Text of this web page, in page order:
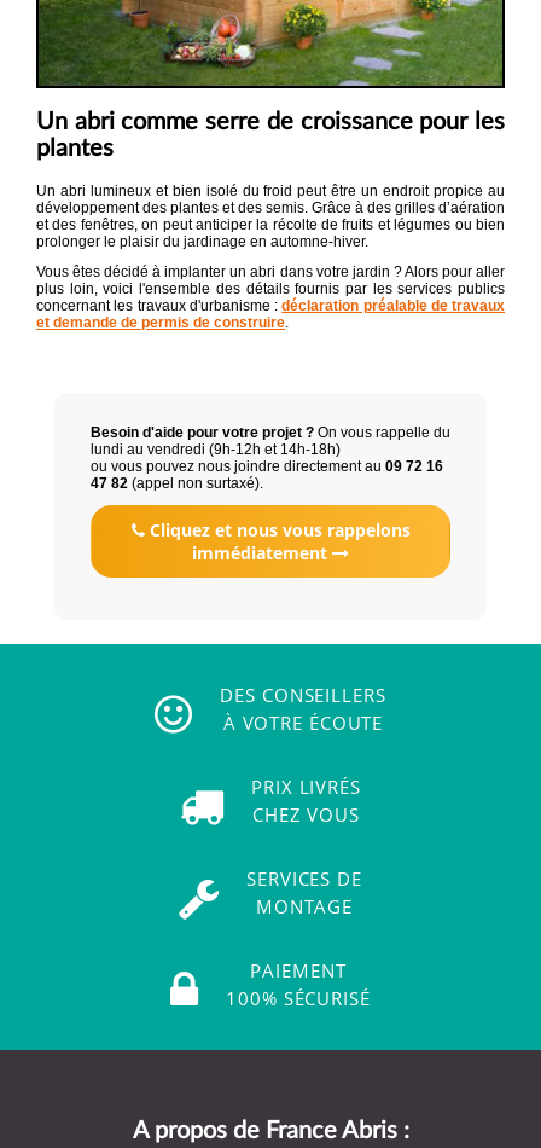
Un abri comme serre de croissance pour les
plantes
Un abri lumineux et bien isolé du froid peut être un endroit propice au
développement des plantes et des semis. Grâce à des grilles d’aération
et des fenêtres, on peut anticiper la récolte de fruits et légumes ou bien
prolonger le plaisir du jardinage en automne-hiver.
Vous êtes décidé à implanter un abri dans votre jardin ? Alors pour aller
plus loin, voici l'ensemble des détails fournis par les services publics
concernant les travaux d'urbanisme :déclaration préalable de travaux
et demande de permis de construire.
Besoin d'aide pour votre projet ? On vous rappelle du
lundi au vendredi (9h-12h et 14h-18h)
ou vous pouvez nous joindre directement au 09 72 16
47 82 (appel non surtaxé).
Cliquez et nous vous rappelons
immédiatement
DES CONSEILLERS
À VOTRE ÉCOUTE
PRIX LIVRÉS
CHEZ VOUS
SERVICES DE
MONTAGE
PAIEMENT
100% SÉCURISÉ
A propos de France Abris :